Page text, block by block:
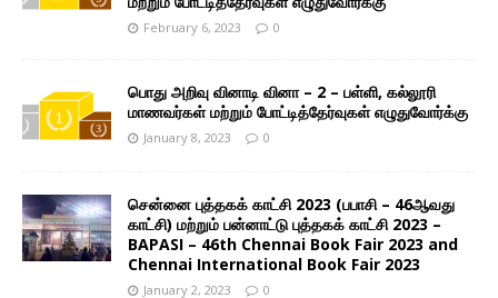
February 6, 2023 0
பொது அறிவு வினாடி வினா – 2 – பள்ளி, கல்லூரி
மாணவர்கள் மற்றும் போட்டித்தேர்வுகள் எழுதுவோர்க்கு
January 8, 2023 0
சென்னை புத்தகக் காட்சி 2023 (பபாசி – 46ஆவது
காட்சி) மற்றும் பன்னாட்டு புத்தகக் காட்சி 2023 –
BAPASI – 46th Chennai Book Fair 2023 and
Chennai International Book Fair 2023
January 2, 2023 0